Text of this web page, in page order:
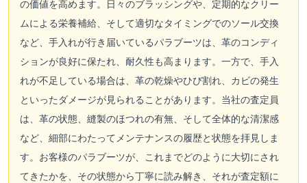
の価値を高めます。日々のブラッシングや、定期的なクリー
ムによる栄養補給、そして適切なタイミングでのソール交換
など、手入れが行き届いているパラブーツは、革のコンディ
ションが良好に保たれ、耐久性も高まります。一方で、手入
れが不足している場合は、革の乾燥やひび割れ、カビの発生
といったダメージが見られることがあります。当社の査定員
は、革の状態、縫製のほつれの有無、そして全体的な清潔感
など、細部にわたってメンテナンスの履歴と状態を拝見しま
す。お客様のパラブーツが、これまでどのように大切にされ
てきたかを、その状態から丁寧に読み解き、それが査定額に